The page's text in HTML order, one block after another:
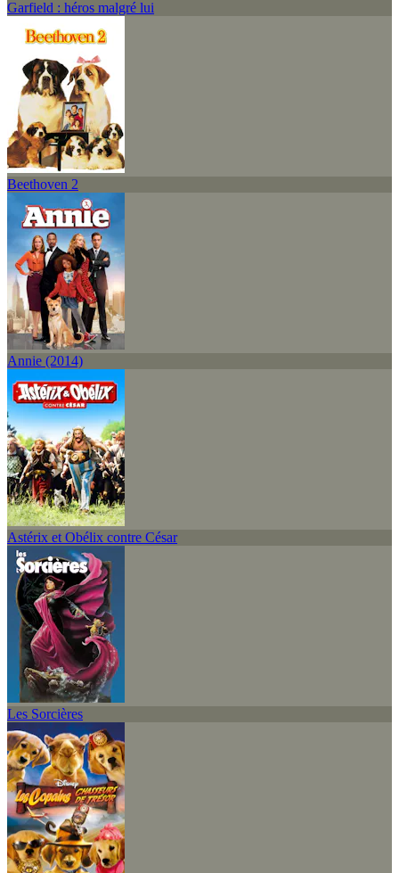
Garfield : héros malgré lui
Beethoven 2
Annie (2014)
Astérix et Obélix contre César
Les Sorcières